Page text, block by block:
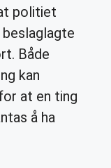
politiet
Både
kan
at en ting
å ha